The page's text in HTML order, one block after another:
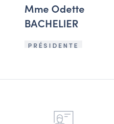
Mme Odette
BACHELIER
PRÉSIDENTE